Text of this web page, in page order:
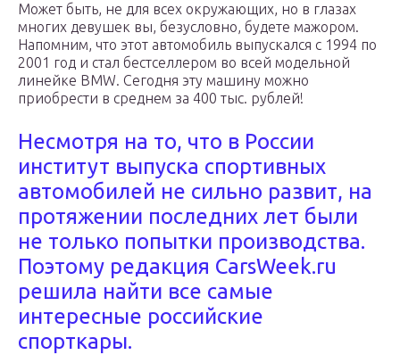
Может быть, не для всех окружающих, но в глазах
многих девушек вы, безусловно, будете мажором.
Напомним, что этот автомобиль выпускался с 1994 по
2001 год и стал бестселлером во всей модельной
линейке BMW. Сегодня эту машину можно
приобрести в среднем за 400 тыс. рублей!
Несмотря на то, что в России
институт выпуска спортивных
автомобилей не сильно развит, на
протяжении последних лет были
не только попытки производства.
Поэтому редакция CarsWeek.ru
решила найти все самые
интересные российские
спорткары.